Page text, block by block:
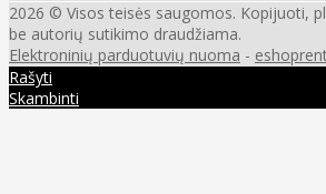
2026 © Visos teisės saugomos. Kopijuoti,
be autorių sutikimo draudžiama.
Elektroninių parduotuvių nuoma -
Rašyti
Skambinti